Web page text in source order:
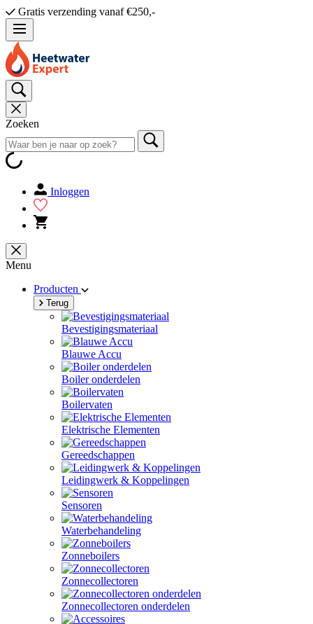
Gratis verzending vanaf €250,-
Zoeken
Inloggen
Menu
Producten
Terug
Bevestigingsmateriaal
Blauwe Accu
Boiler onderdelen
Boilervaten
Elektrische Elementen
Gereedschappen
Leidingwerk & Koppelingen
Sensoren
Waterbehandeling
Zonneboilers
Zonnecollectoren
Zonnecollectoren onderdelen